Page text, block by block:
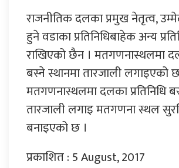
राजनीतिक दलका प्रमुख नेतृत्व,
हुने वडाका प्रतिनिधिबाहेक अन्य
राखिएको छैन । मतगणनास्थलमा
बस्ने स्थानमा तारजाली लगाइएको
मतगणनास्थलमा दलका प्रतिनिधि
तारजाली लगाइ मतगणना स्थल
बनाइएको छ ।
प्रकाशित : 5 August, 2017